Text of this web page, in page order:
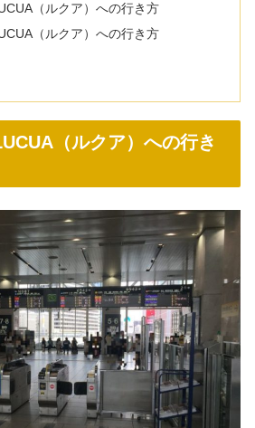
（ルクア）への行き方
（ルクア）への行き方
（ルクア）への行き